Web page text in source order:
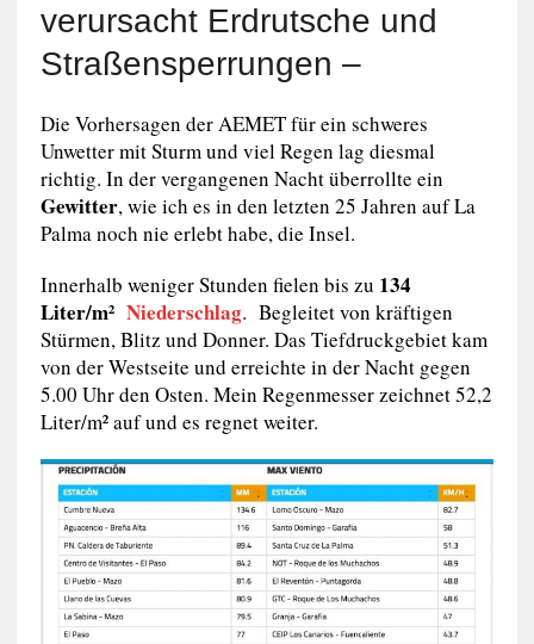
verursacht Erdrutsche und
Straßensperrungen –
Die Vorhersagen der AEMET für ein schweres
Unwetter mit Sturm und viel Regen lag diesmal
richtig. In der vergangenen Nacht überrollte ein
Gewitter, wie ich es in den letzten 25 Jahren auf La
Palma noch nie erlebt habe, die Insel.
Innerhalb weniger Stunden fielen bis zu 134
Liter/m² Niederschlag. Begleitet von kräftigen
Stürmen, Blitz und Donner. Das Tiefdruckgebiet kam
von der Westseite und erreichte in der Nacht gegen
5.00 Uhr den Osten. Mein Regenmesser zeichnet 52,2
Liter/m² auf und es regnet weiter.